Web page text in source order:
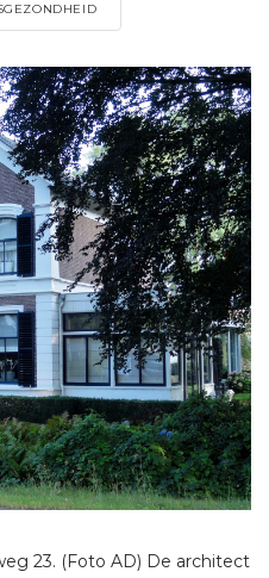
23. (Foto AD) De architect